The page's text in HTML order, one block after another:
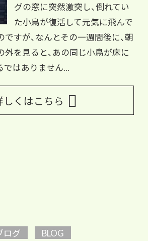
グの窓に突然激突し、倒れてい
た小鳥が復活して元気に飛んで
すが、なんとその一週間後に、朝
を見ると、あの同じ小鳥が床に
はありません...
しくはこちら
ログ BLOG